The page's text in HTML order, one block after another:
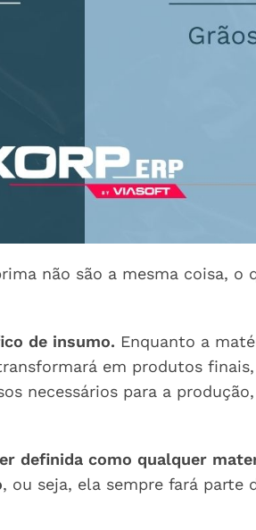
não são a mesma coisa, o
de insumo. Enquanto a
em produtos
necessários para a
definida como qualquer
, ou seja, ela sempre fará parte